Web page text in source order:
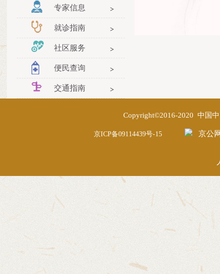
专家信息
就诊指南
社区服务
便民查询
交通指南
Copyright©2016-2020 中国
京ICP备09114439号-15 京公